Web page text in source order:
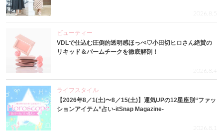
2026.8.5
ビューティー
VDLで仕込む圧倒的透明感ほっぺ♡小田切ヒロさん絶賛の
リキッド＆バームチークを徹底解剖！
2026.8.4
ライフスタイル
【2026年8／1(土)〜8／15(土)】運気UPの12星座別“ファッ
ションアイテム”占い-itSnap Magazine-
2026.8.1